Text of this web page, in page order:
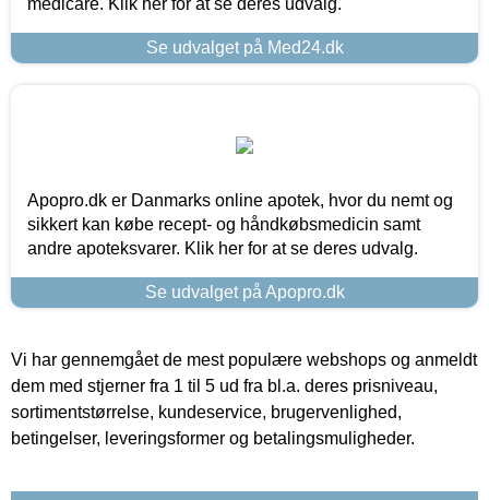
Se udvalget på Med24.dk
Apopro.dk er Danmarks online apotek, hvor du nemt og
sikkert kan købe recept- og håndkøbsmedicin samt
andre apoteksvarer. Klik her for at se deres udvalg.
Se udvalget på Apopro.dk
Vi har gennemgået de mest populære webshops og anmeldt
dem med stjerner fra 1 til 5 ud fra bl.a. deres prisniveau,
sortimentstørrelse, kundeservice, brugervenlighed,
betingelser, leveringsformer og betalingsmuligheder.